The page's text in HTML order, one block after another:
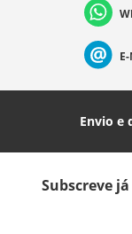
Nederland
Envio e
Subscreve